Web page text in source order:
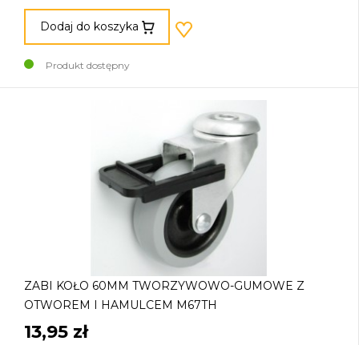
Dodaj do koszyka
Produkt dostępny
ZABI KOŁO 60MM TWORZYWOWO-GUMOWE Z
OTWOREM I HAMULCEM M67TH
13,95 zł